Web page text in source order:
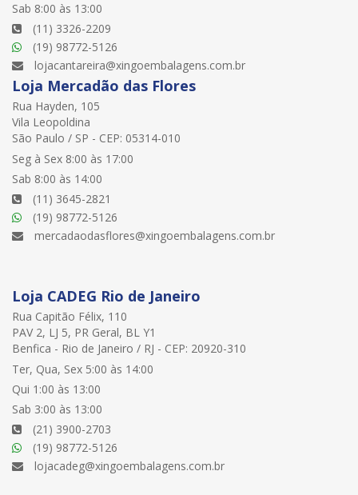
Sab 8:00 às 13:00
(11) 3326-2209
(19) 98772-5126
lojacantareira@xingoembalagens.com.br
Loja Mercadão das Flores
Rua Hayden, 105
Vila Leopoldina
São Paulo / SP - CEP: 05314-010
Seg à Sex 8:00 às 17:00
Sab 8:00 às 14:00
(11) 3645-2821
(19) 98772-5126
mercadaodasflores@xingoembalagens.com.br
Loja CADEG Rio de Janeiro
Rua Capitão Félix, 110
PAV 2, LJ 5, PR Geral, BL Y1
Benfica - Rio de Janeiro / RJ - CEP: 20920-310
Ter, Qua, Sex 5:00 às 14:00
Qui 1:00 às 13:00
Sab 3:00 às 13:00
(21) 3900-2703
(19) 98772-5126
lojacadeg@xingoembalagens.com.br